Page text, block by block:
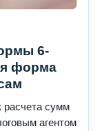
6-
форма
расчета сумм
агентом